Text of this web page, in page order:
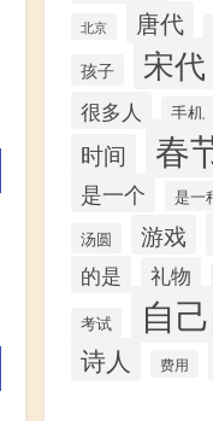
北京 唐代
孩子 宋代
很多人 手机
时间 春
是一个 是一
汤圆 游戏
的是 礼物
考试 自
诗人 费用